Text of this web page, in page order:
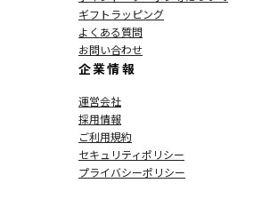
ギフトラッピング
よくある質問
お問い合わせ
企業情報
運営会社
採用情報
ご利用規約
セキュリティポリシー
プライバシーポリシー